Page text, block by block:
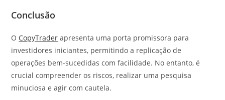
Conclusão
O CopyTrader apresenta uma porta promissora para
investidores iniciantes, permitindo a replicação de
operações bem-sucedidas com facilidade. No entanto, é
crucial compreender os riscos, realizar uma pesquisa
minuciosa e agir com cautela.